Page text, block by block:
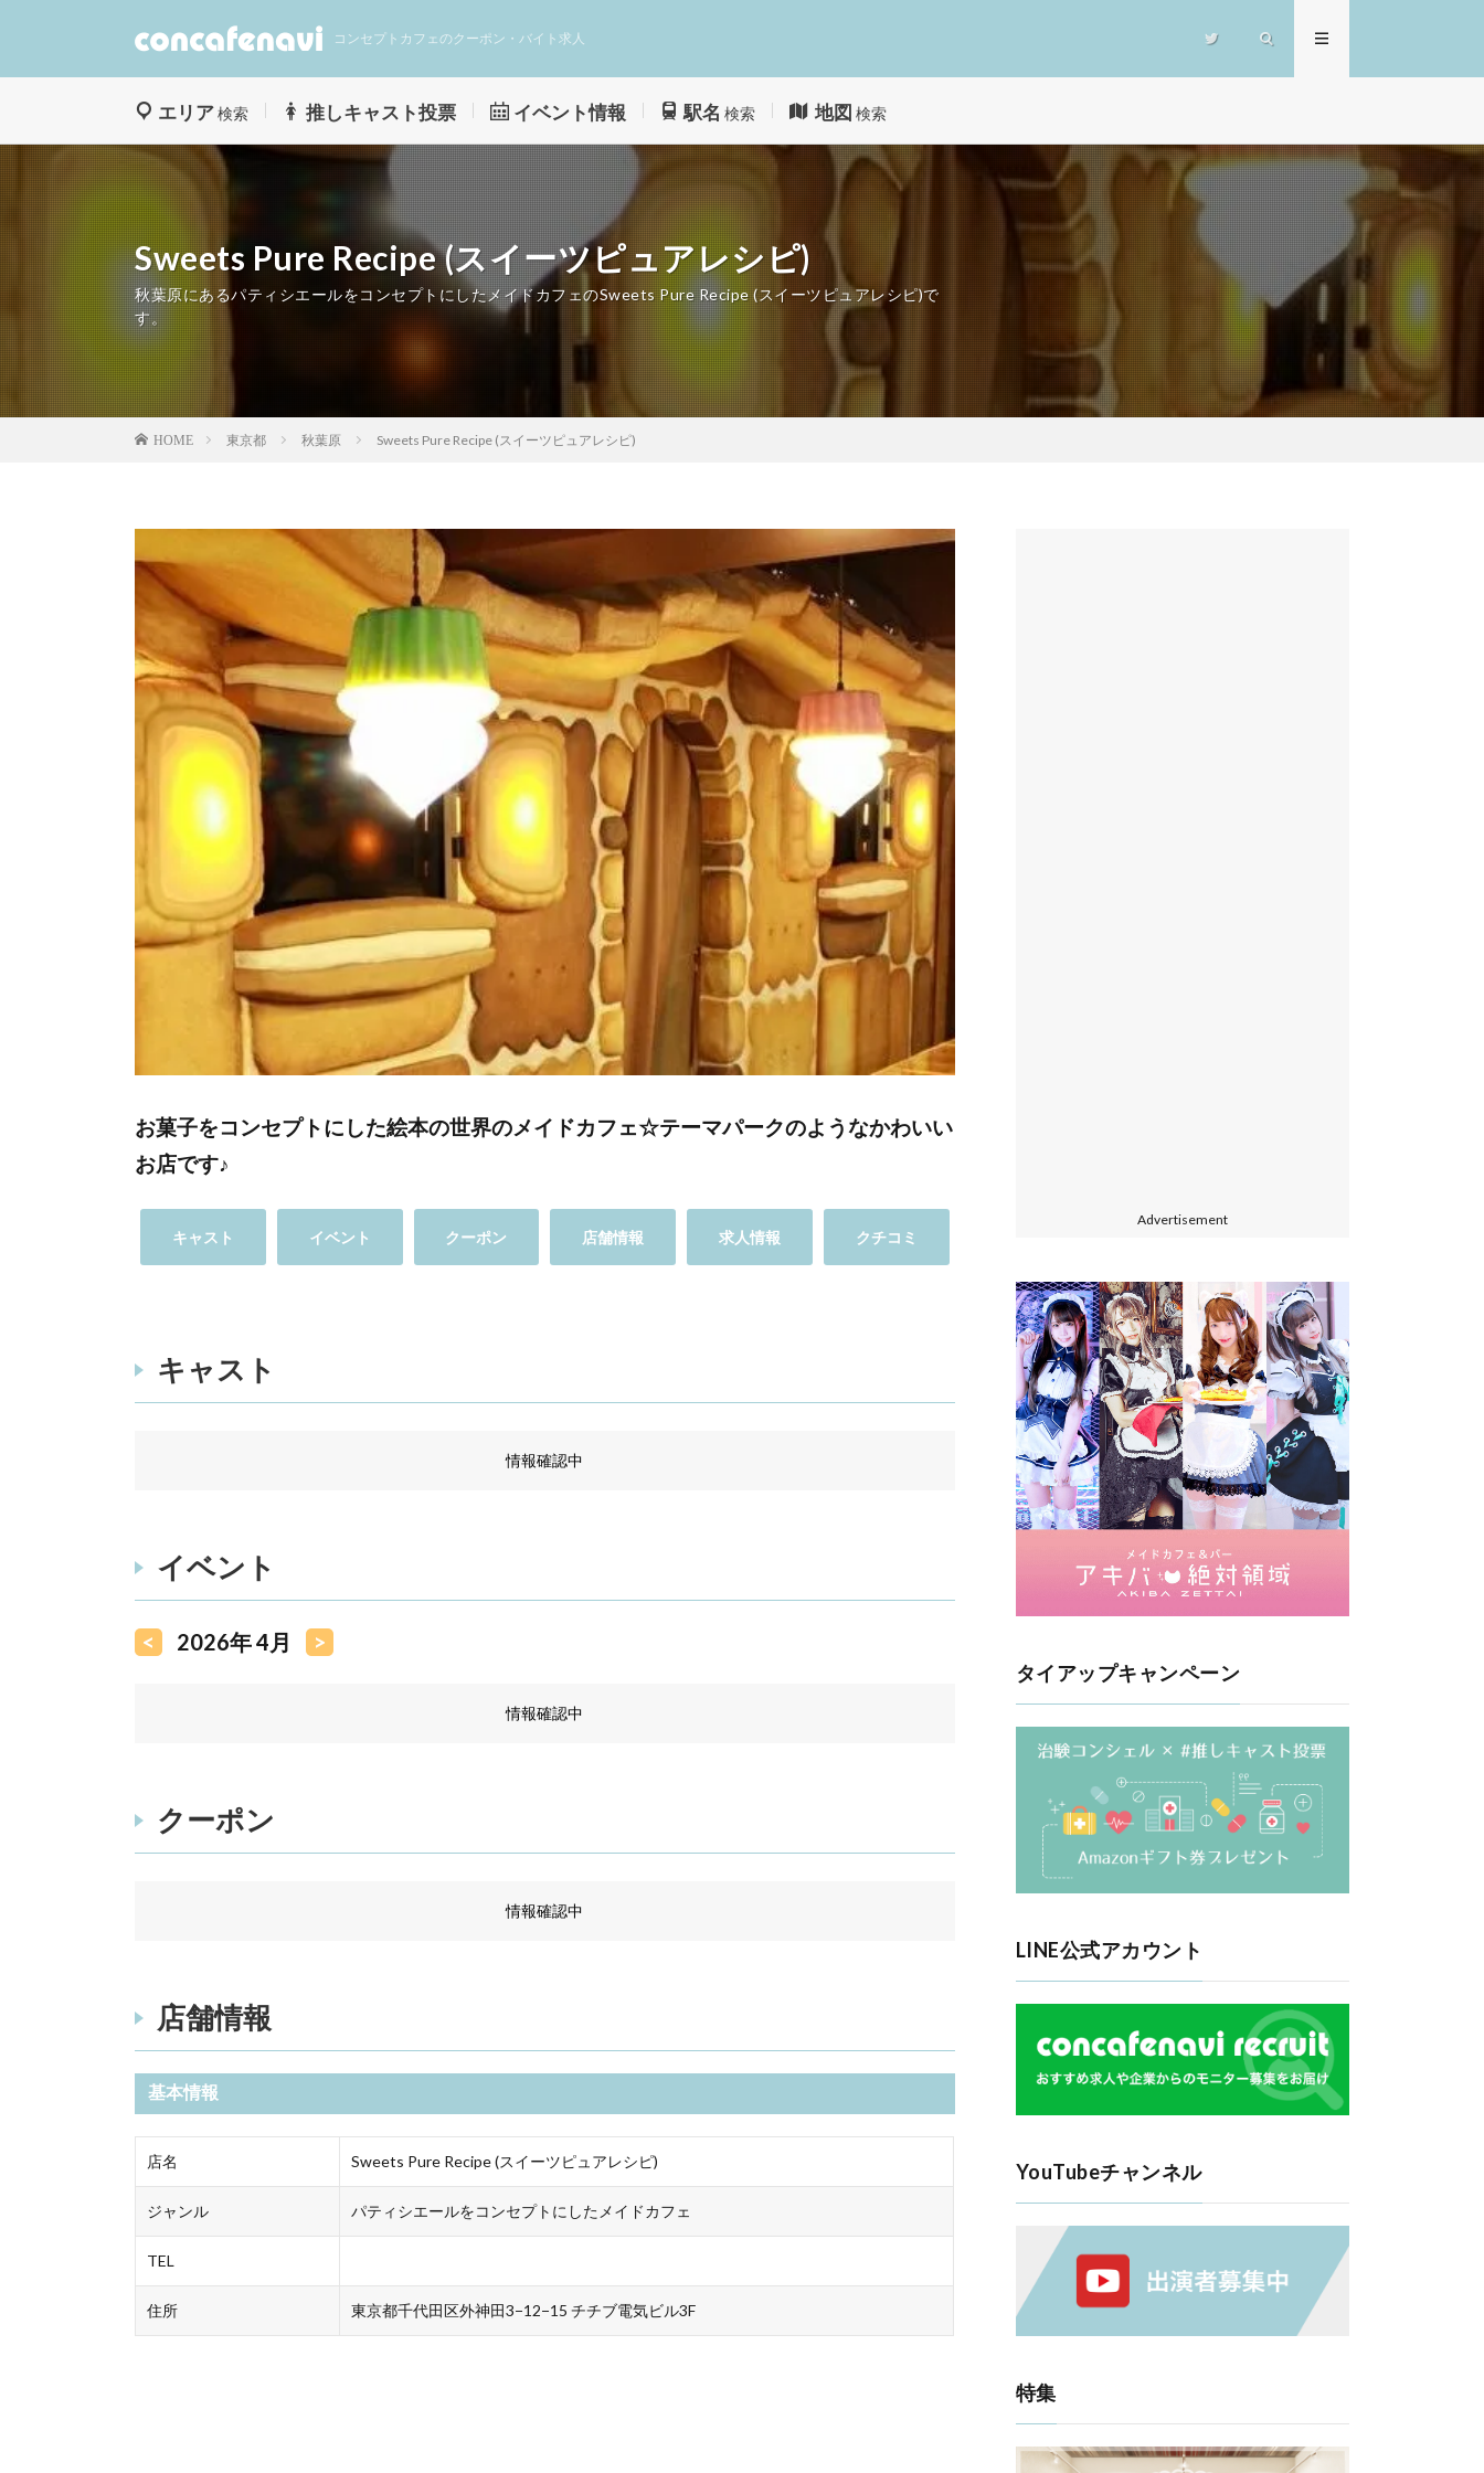
コンセプトカフェのクーポン・バイト求人
エリア検索 推しキャスト投票 イベント情報 駅名 検索 地図 検索
Sweets Pure Recipe (スイーツピュアレシピ)
秋葉原にあるパティシエールをコンセプトにしたメイドカフェのSweets Pure Recipe (スイーツピュアレシピ)で
す。
HOME 東京都 秋葉原 Sweets Pure Recipe (スイーツピュアレシピ)
お菓子をコンセプトにした絵本の世界のメイドカフェ☆テーマパークのようなかわいい
お店です♪
キャスト イベント クーポン 店舗情報 求人情報 クチコミ
キャスト
情報確認中
イベント
< 2026年 4月 >
情報確認中
クーポン
情報確認中
店舗情報
基本情報
店名 Sweets Pure Recipe (スイーツピュアレシピ)
ジャンル パティシエールをコンセプトにしたメイドカフェ
TEL
住所 東京都千代田区外神田3−12−15 チチブ電気ビル3F
Advertisement
タイアップキャンペーン
LINE公式アカウント
YouTubeチャンネル
特集